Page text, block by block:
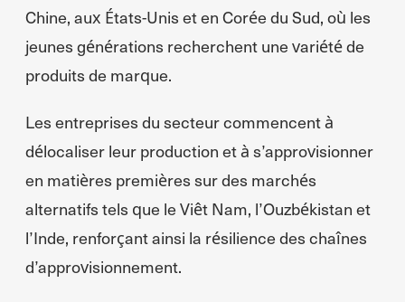
Chine, aux États-Unis et en Corée du Sud, où les
jeunes générations recherchent une variété de
produits de marque.
Les entreprises du secteur commencent à
délocaliser leur production et à s’approvisionner
en matières premières sur des marchés
alternatifs tels que le Viêt Nam, l’Ouzbékistan et
l’Inde, renforçant ainsi la résilience des chaînes
d’approvisionnement.